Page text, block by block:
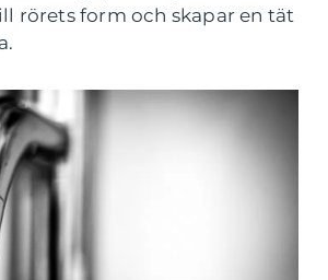
rörets form och skapar en tät